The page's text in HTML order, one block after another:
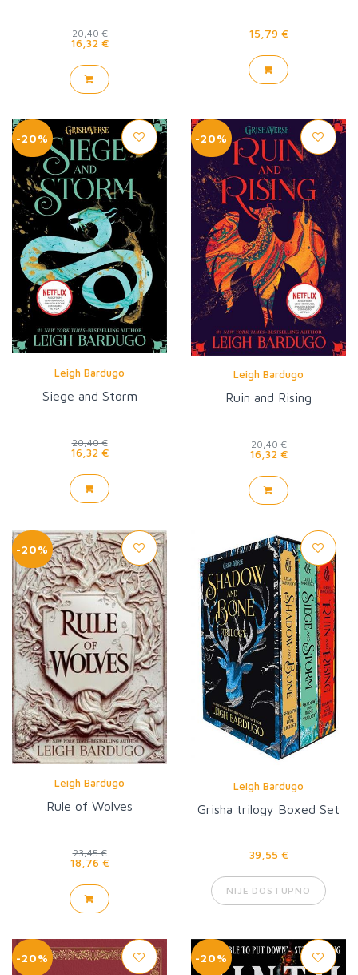
20,40 €
16,32 €
15,79 €
-20%
Leigh Bardugo
Siege and Storm
20,40 €
16,32 €
-20%
Leigh Bardugo
Ruin and Rising
20,40 €
16,32 €
-20%
Leigh Bardugo
Rule of Wolves
23,45 €
18,76 €
Leigh Bardugo
Grisha trilogy Boxed Set
39,55 €
NIJE DOSTUPNO
-20% -20%